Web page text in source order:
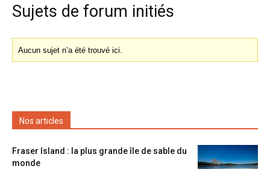
Sujets de forum initiés
Aucun sujet n’a été trouvé ici.
Nos articles
Fraser Island : la plus grande île de sable du
monde